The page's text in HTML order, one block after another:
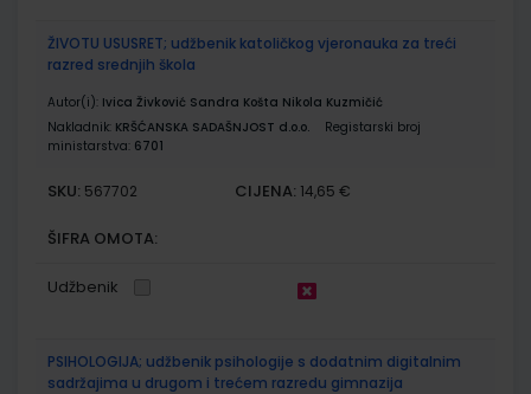
ŽIVOTU USUSRET; udžbenik katoličkog vjeronauka za treći
razred srednjih škola
Autor(i): Ivica Živković Sandra Košta Nikola Kuzmičić
Nakladnik: KRŠĆANSKA SADAŠNJOST d.o.o.
Registarski broj
ministarstva: 6701
SKU: 567702 CIJENA: 14,65 €
ŠIFRA OMOTA:
Udžbenik
PSIHOLOGIJA; udžbenik psihologije s dodatnim digitalnim
sadržajima u drugom i trećem razredu gimnazija